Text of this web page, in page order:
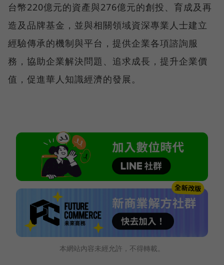
台幣220億元的資產與276億元的創投、育成及再
造及品牌基金，並與相關領域資深專業人士建立
經驗傳承的機制與平台，提供企業各項諮詢服
務，協助企業解決問題、追求成長，提升企業價
值，促進華人知識經濟的發展。
本網站內容未經允許，不得轉載。